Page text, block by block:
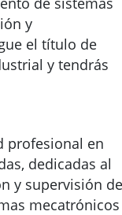
y
el título de
y tendrás
profesional en
dedicadas al
y supervisión